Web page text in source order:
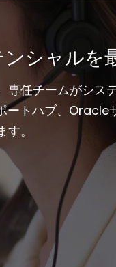
シャルを
任チームがシス
トハブ、Oracle
。